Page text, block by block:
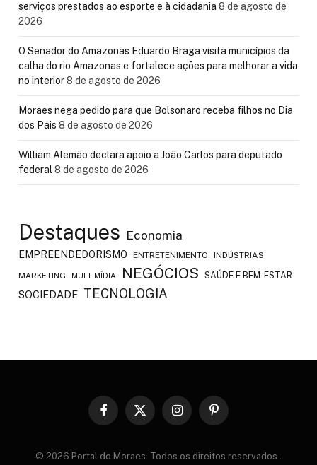
serviços prestados ao esporte e à cidadania 8 de agosto de
2026
O Senador do Amazonas Eduardo Braga visita municípios da
calha do rio Amazonas e fortalece ações para melhorar a vida
no interior8 de agosto de 2026
Moraes nega pedido para que Bolsonaro receba filhos no Dia
dos Pais 8 de agosto de 2026
William Alemão declara apoio a João Carlos para deputado
federal8 de agosto de 2026
Destaques Economia
EMPREENDEDORISMO ENTRETENIMENTO INDÚSTRIAS
MARKETING MULTIMÍDIA NEGÓCIOS SAÚDE E BEM-ESTAR
SOCIEDADE TECNOLOGIA
Facebook
X
InstagramPinterest
© 2026 Portal do Moraes. Todos os direitos reservados .